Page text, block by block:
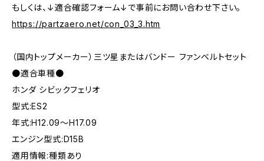
もしくは、↓適合確認フォーム↓で事前にお問い合わせ下さい。
https://partzaero.net/con_03_3.htm
（国内トップメーカー）三ツ星またはバンドー ファンベルトセット
●適合車種●
ホンダ シビックフェリオ
型式:ES2
年式:H12.09～H17.09
エンジン型式:D15B
適用情報:種類あり